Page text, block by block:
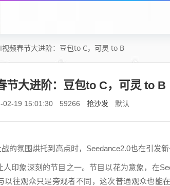
视频春节大进阶：豆包to C，可灵 to B
节大进阶：豆包to C，可灵 to B
02-19 15:01:30 59266 抢沙发 默认
的氛围烘托到高点时，Seedance2.0也在引发新
人印象深刻的节目之一。节目以花为意象，在
以往观众只是旁观者不同，这次普通观众也能